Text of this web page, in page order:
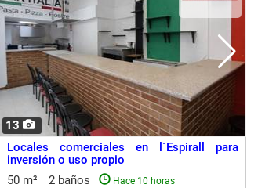
13
Locales comerciales en l´Espirall para
inversión o uso propio
50 m²
2 baños Hace 10 horas